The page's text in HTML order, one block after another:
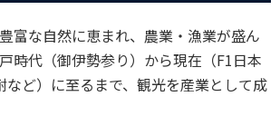
富な自然に恵まれ、農業・漁業が盛ん
時代（御伊勢参り）から現在（F1日本
など）に至るまで、観光を産業として成